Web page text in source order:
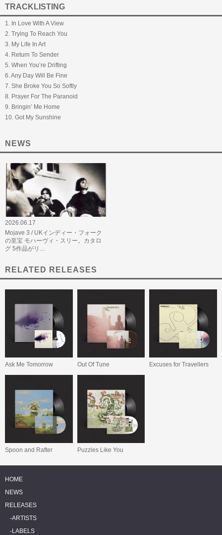
TRACKLISTING
1. In Love With A View
2. Trying To Reach You
3. My Life In Art
4. Return To Sender
5. When You’re Drifting
6. Any Day Will Be Fine
7. She Broke You So Softly
8. Prayer For The Paranoid
9. Bringin’ Me Home
10. Got My Sunshine
NEWS
2026.06.17
Mojave 3 / UKインディー・フォーク
の至宝 モハーヴィ・スリー。カタロ
グ 5作品がリ…
RELATED RELEASES
Ask Me Tomorrow Out Of Tune Excuses for Travellers
Spoon and Rafter Puzzles Like You
HOME
NEWS
RELEASES
ARTISTS
LABELS